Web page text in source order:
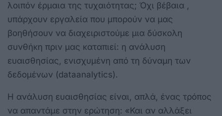
λοιπόν έρμαια της τυχαιότητας; Όχι βέβαια ,
υπάρχουν εργαλεία που μπορούν να μας
βοηθήσουν να διαχειριστούμε μια δύσκολη
συνθήκη πριν μας καταπιεί: η ανάλυση
ευαισθησίας, ενισχυμένη από τη δύναμη των
δεδομένων (dataanalytics).
Η ανάλυση ευαισθησίας είναι, απλά, ένας τρόπος
να απαντάμε στην ερώτηση: «Και αν αλλάξει